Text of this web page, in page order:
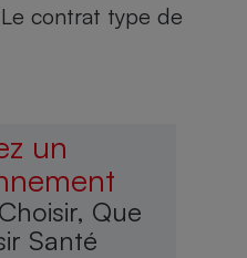
contrat type de
un
Que
Santé